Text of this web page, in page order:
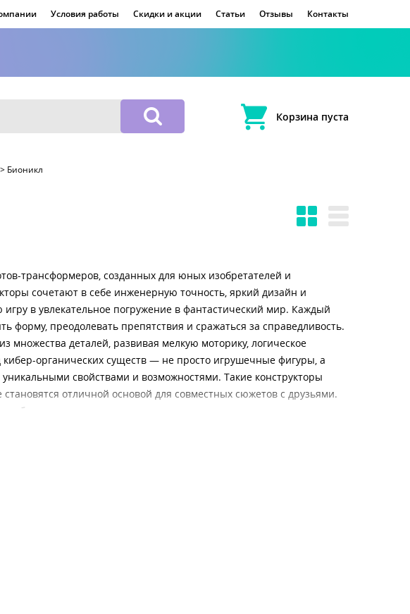
Условия работы Скидки и акции Статьи Отзывы Контакты
Корзина пуста
> Бионикл
трансформеров, созданных для юных изобретателей и
сочетают в себе инженерную точность, яркий дизайн и
в увлекательное погружение в фантастический мир. Каждый
форму, преодолевать препятствия и сражаться за справедливость.
множества деталей, развивая мелкую моторику, логическое
органических существ — не просто игрушечные фигуры, а
свойствами и возможностями. Такие конструкторы
отличной основой для совместных сюжетов с друзьями.
безопасности: все элементы изготовлены из прочного пластика
специальных инструментов — детали легко соединяются и
роботов сотни раз.
решения, которые не просто радуют глаз, а действительно
но и безопасной, а для детей — чтобы она вызывала
сборки в меру, яркая цветовая гамма, динамичные формы —
мира.
— вы даёте ребёнку возможность ощутить себя создателем и
подходящий набор, и пусть воображение начнёт работать в